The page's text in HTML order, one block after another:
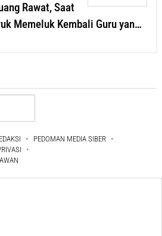
Rawat, Saat
Memeluk Kembali Guru yan…
PEDOMAN MEDIA SIBER